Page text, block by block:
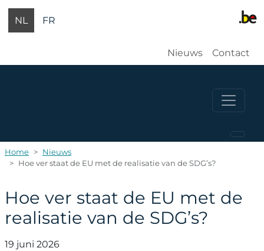
Overslaan en naar de inhoud gaan
NL
FR
Nieuws Contact
Home
Nieuws
Hoe ver staat de EU met de realisatie van de SDG’s?
Hoe ver staat de EU met de
realisatie van de SDG’s?
19 juni 2026